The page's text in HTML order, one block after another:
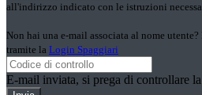
all'indirizzo indicato con le istruzioni
Non hai una e-mail associata al nome
tramite la Login Spaggiari
E-mail inviata, si prega di controllare